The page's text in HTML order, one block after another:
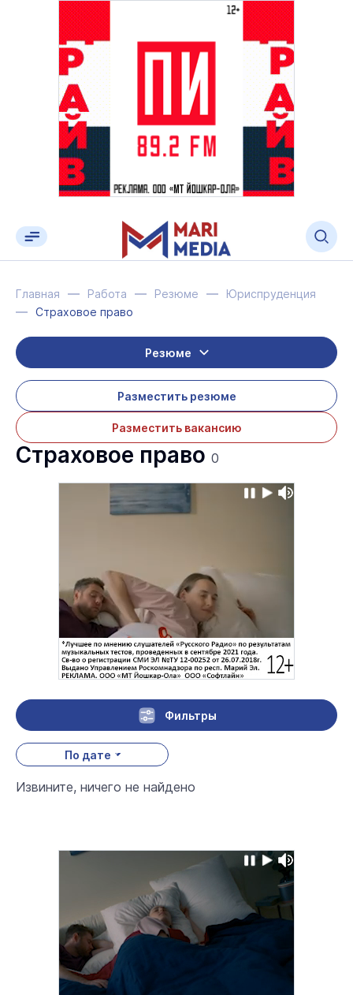
Главная Работа Резюме
Юриспруденция
Страховое право
Разместить резюме
Разместить вакансию
Резюме
Страховое право 0
Фильтры
По дате
Извините, ничего не найдено